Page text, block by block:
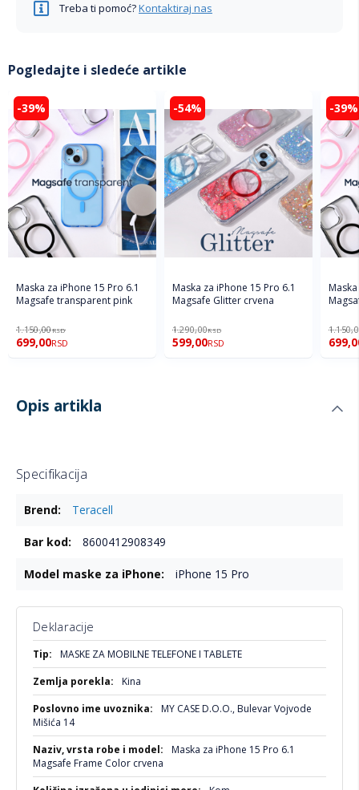
Treba ti pomoć?Kontaktiraj nas
Pogledajte i sledeće artikle
-39%
Maska za iPhone 15 Pro 6.1
Magsafe transparent pink
1.150,00RSD
699,00RSD
-54%
Maska za iPhone 15 Pro 6.1
Magsafe Glitter crvena
1.290,00RSD
599,00RSD
-39%
Opis artikla
Specifikacija
informacija Teracell
8600412908349
iPhone 15 Pro
Deklaracije
Više
informacija
MASKE ZA MOBILNE TELEFONE I TABLETE
Kina
MY CASE D.O.O., Bulevar Vojvode
Mišića 14
Maska za iPhone 15 Pro 6.1
Magsafe Frame Color crvena